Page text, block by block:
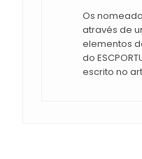
Os
através de
elementos
do
escrito no